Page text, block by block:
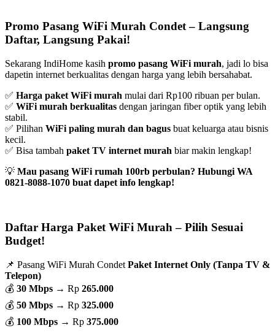
Promo Pasang WiFi Murah Condet – Langsung
Daftar, Langsung Pakai!
Sekarang IndiHome kasih promo pasang WiFi murah, jadi lo bisa
dapetin internet berkualitas dengan harga yang lebih bersahabat.
✅ Harga paket WiFi murah mulai dari Rp100 ribuan per bulan.
✅ WiFi murah berkualitas dengan jaringan fiber optik yang lebih
stabil.
✅ Pilihan WiFi paling murah dan bagus buat keluarga atau bisnis
kecil.
✅ Bisa tambah paket TV internet murah biar makin lengkap!
💡 Mau pasang WiFi rumah 100rb perbulan? Hubungi WA
0821-8088-1070 buat dapet info lengkap!
Daftar Harga Paket WiFi Murah – Pilih Sesuai
Budget!
📌 Pasang WiFi Murah Condet Paket Internet Only (Tanpa TV &
Telepon)
💰 30 Mbps → Rp 265.000
💰 50 Mbps → Rp 325.000
💰 100 Mbps → Rp 375.000